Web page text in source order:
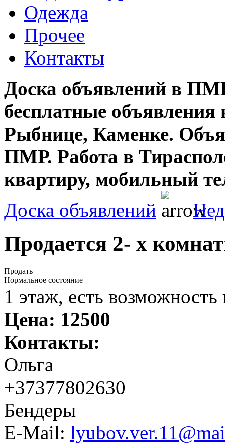
Одежда
Прочее
Контакты
Доска объявлений в
бесплатные объявления
Рыбнице, Каменке.
ПМР. Работа в
квартиру, мобильный
Доска объявлений
Продается 2- х
Продать
Нормальное состояние
1 этаж, есть
Цена: 12500
Контакты:
Ольга
+37377802630
Бендеры
E-Mail: